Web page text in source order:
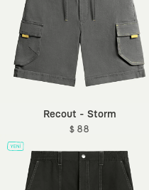
Recout - Storm
$ 88